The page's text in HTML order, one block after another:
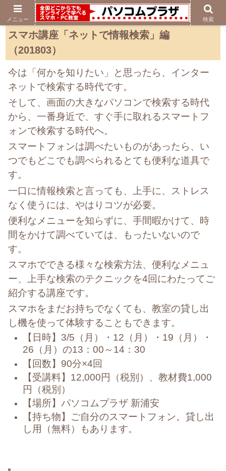
スマホ講座「ネットで情報検索」編
（201803）
今は「何かを知りたい」と思ったら、インター
ネットで検索する時代です。
そして、画面の大きなパソコンで検索する時代
から、一番身近で、すぐ手に取れるスマートフ
ォンで検索する時代へ。
スマートフォンは調べたいものがあったら、い
つでもどこでも調べられるとても便利な道具で
す。
一口に情報検索と言っても、上手に、ストレス
なく使うには、やはりコツが必要。
便利なメニューを知らずに、手間暇かけて、時
間をかけて調べていては、もったいないので
す。
スマホでできる様々な検索方法、便利なメニュ
ー、上手な検索のテクニックを4回にわたってご
紹介する講座です。
スマホをまだお持ちでなくても、教室の貸し出
し機を使って体験することもできます。
【日時】3/5（月）・12（月）・19（月）・
26（月）の13：00～14：30
【回数】90分×4回
【受講料】12,000円（税別）、教材費1,000
円（税別）
【場所】パソコムプラザ 新浦安
【持ち物】ご自分のスマートフォン。貸し出
し用（無料）もあります。
メニュー 検索